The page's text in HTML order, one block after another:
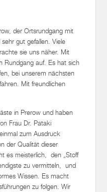
der Ortsrundgang mit
gut gefallen. Viele
sie uns näher. Mit
Rundgang auf. Es hat sich
bei unserem nächsten
Mit freundlichen
in Prerow und haben
Frau Dr. Pataki
zum Ausdruck
der Qualität dieser
es meisterlich, den „Stoff
zu vermitteln, und
Wissen. Es macht
zu folgen. Wir